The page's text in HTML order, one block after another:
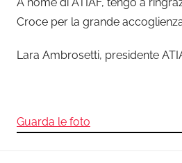
Croce per la grande
Lara Ambrosetti, presidente
Guarda le foto